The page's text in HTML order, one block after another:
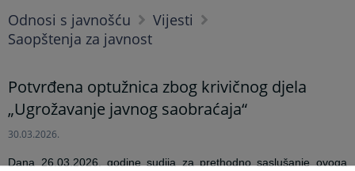
Odnosi s javnošću
Vijesti
Saopštenja za javnost
Potvrđena optužnica zbog krivičnog djela
„Ugrožavanje javnog saobraćaja“
30.03.2026.
Dana 26.03.2026. godine sudija za prethodno saslušanje ovoga